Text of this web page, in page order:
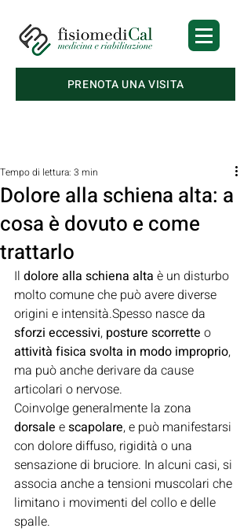
PRENOTA UNA VISITA
Dolore alla schiena alta: a
cosa è dovuto e come
trattarlo
Tempo di lettura: 3 min
Il dolore alla schiena alta è un disturbo
molto comune che può avere diverse
origini e intensità.Spesso nasce da
sforzi eccessivi, posture scorrette o
attività fisica svolta in modo improprio,
ma può anche derivare da cause
articolari o nervose.
Coinvolge generalmente la zona
dorsale e scapolare, e può manifestarsi
con dolore diffuso, rigidità o una
sensazione di bruciore. In alcuni casi, si
associa anche a tensioni muscolari che
limitano i movimenti del collo e delle
spalle.